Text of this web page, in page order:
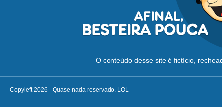
O conteúdo desse site é fictício,
Copyleft 2026 - Quase nada reservado. LOL